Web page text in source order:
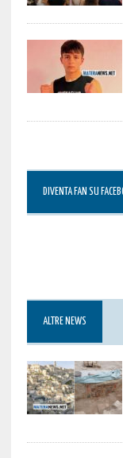
DIVENTA FAN SU
ALTRE NEWS